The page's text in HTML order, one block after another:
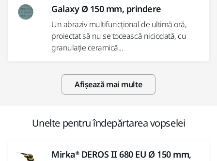
Galaxy Ø 150 mm, prindere
Un abraziv multifuncțional de ultimă oră,
proiectat să nu se tocească niciodată, cu
granulație ceramică...
Afișează mai multe
Unelte pentru îndepărtarea vopselei
Mirka® DEROS II 680 EU Ø 150 mm,